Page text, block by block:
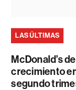
LAS ÚLTIMAS
McDonald’s
crecimiento
segundo